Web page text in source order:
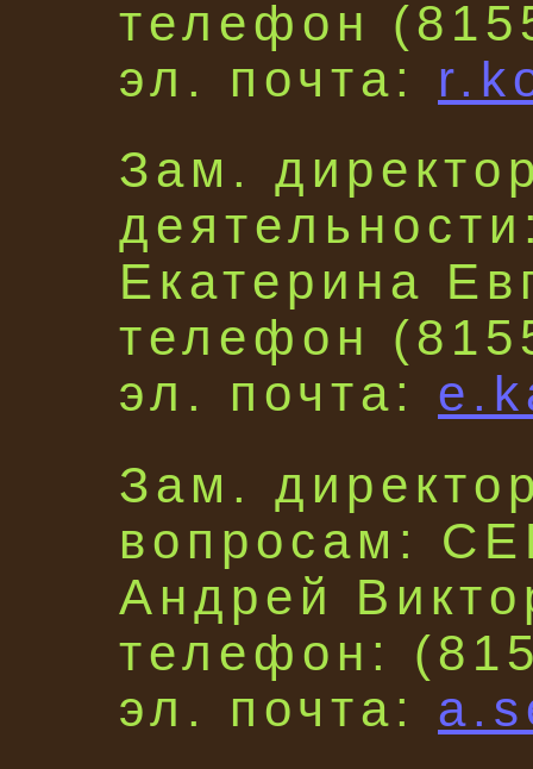
телефон
эл. почта:
Зам.
Екатерина
телефон
эл. почта:
Зам.
вопросам:
Андрей
телефон:
эл. почта: